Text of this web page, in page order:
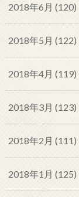
2018年6月 (120)
2018年5月 (122)
2018年4月 (119)
2018年3月 (123)
2018年2月 (111)
2018年1月 (125)